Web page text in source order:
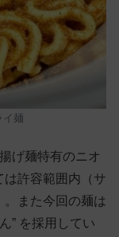
イ麺
げ麺特有のニオ
は許容範囲内（サ
また今回の麺は
” を採用してい